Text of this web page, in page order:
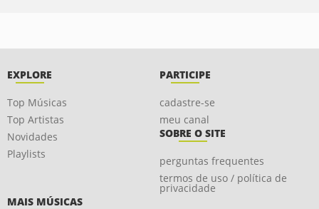
EXPLORE
Top Músicas
Top Artistas
Novidades
Playlists
PARTICIPE
cadastre-se
meu canal
SOBRE O SITE
perguntas frequentes
termos de uso / política de
privacidade
MAIS MÚSICAS